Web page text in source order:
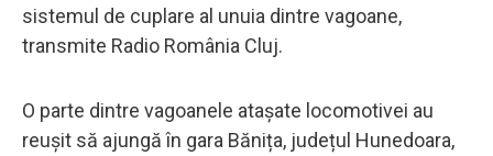
sistemul de cuplare al unuia dintre vagoane,
transmite Radio România Cluj.
O parte dintre vagoanele atașate locomotivei au
reușit să ajungă în gara Bănița, județul Hunedoara,